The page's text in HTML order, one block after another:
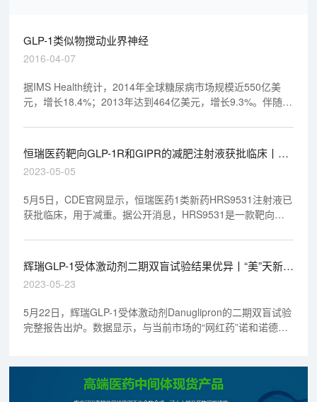
GLP-1类似物搅动业界神经
2016-04-07
据IMS Health统计，2014年全球糖尿病市场规模近550亿美
元，增长18.4%；2013年达到464亿美元，增长9.3%。伴随专
潮。
恒瑞医药靶向GLP-1R和GIPR的减肥注射液获批临床丨
“美”天新药事
2023-05-05
5月5日，CDE官网显示，恒瑞医药1类新药HRS9531注射液已
获批临床，用于减重。据公开消息，HRS9531是一款靶向
辉瑞GLP-1受体激动剂二期双盲试验结果优异丨“美”天新药
事
2023-05-23
5月22日，辉瑞GLP-1受体激动剂Danuglipron的二期双盲试验
完整报告出炉。数据显示，与当前市场的“网红药”诺和诺德的